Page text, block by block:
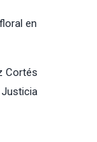
en
Cortés
Justicia